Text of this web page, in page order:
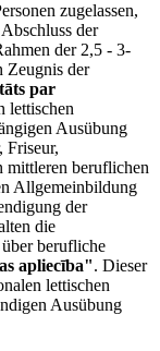
zugelassen,
der
der 2,5 - 3-
Zeugnis der
par
lettischen
Ausübung
Friseur,
mittleren beruflichen
Allgemeinbildung
der
die
berufliche
apliecība". Dieser
lettischen
Ausübung